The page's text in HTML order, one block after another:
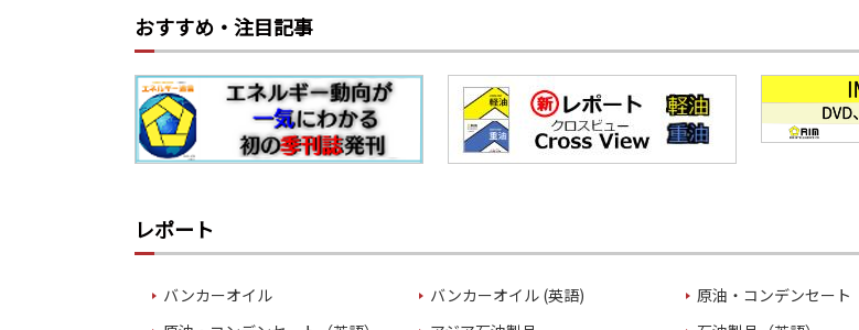
おすすめ・注目記事
レポート
バンカーオイル バンカーオイル (英語)
原油・コンデンセート